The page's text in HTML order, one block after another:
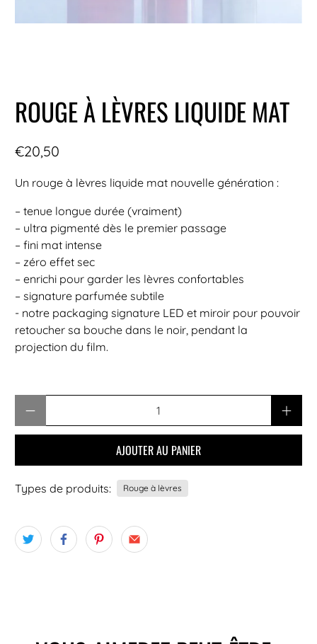
ROUGE À LÈVRES LIQUIDE MAT
€20,50
Un rouge à lèvres liquide mat nouvelle génération :
– tenue longue durée (vraiment)
– ultra pigmenté dès le premier passage
– fini mat intense
– zéro effet sec
– enrichi pour garder les lèvres confortables
– signature parfumée subtile
- notre packaging signature LED et miroir pour pouvoir
retoucher sa bouche dans le noir, pendant la
projection du film.
AJOUTER AU PANIER
Types de produits: Rouge à lèvres